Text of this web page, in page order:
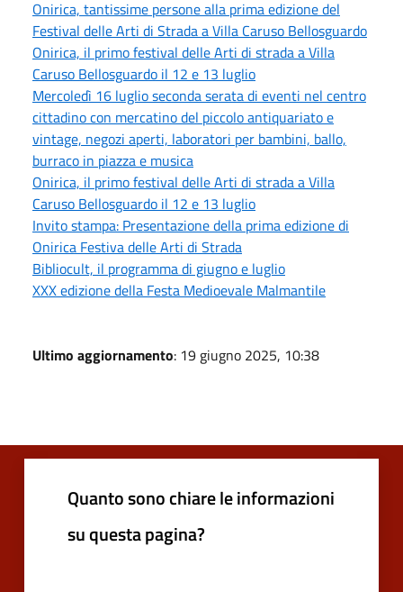
Onirica, tantissime persone alla prima edizione del
Festival delle Arti di Strada a Villa Caruso Bellosguardo
Onirica, il primo festival delle Arti di strada a Villa
Caruso Bellosguardo il 12 e 13 luglio
Mercoledì 16 luglio seconda serata di eventi nel centro
cittadino con mercatino del piccolo antiquariato e
vintage, negozi aperti, laboratori per bambini, ballo,
burraco in piazza e musica
Onirica, il primo festival delle Arti di strada a Villa
Caruso Bellosguardo il 12 e 13 luglio
Invito stampa: Presentazione della prima edizione di
Onirica Festiva delle Arti di Strada
Bibliocult, il programma di giugno e luglio
XXX edizione della Festa Medioevale Malmantile
Ultimo aggiornamento: 19 giugno 2025, 10:38
Quanto sono chiare le informazioni
su questa pagina?